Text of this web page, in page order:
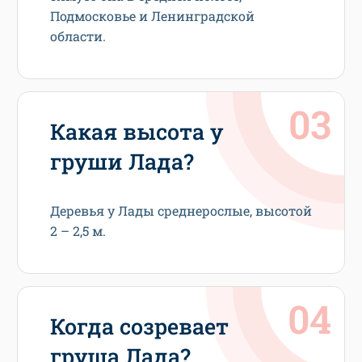
Подмосковье и Ленинградской
области.
Какая высота у
груши Лада?
Деревья у Лады среднерослые, высотой
2 – 2,5 м.
Когда созревает
груша Лада?